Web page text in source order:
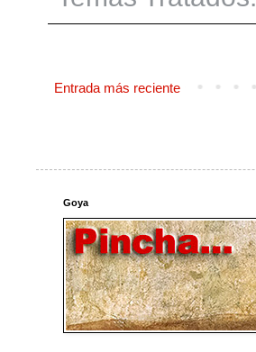
Entrada más reciente
Goya